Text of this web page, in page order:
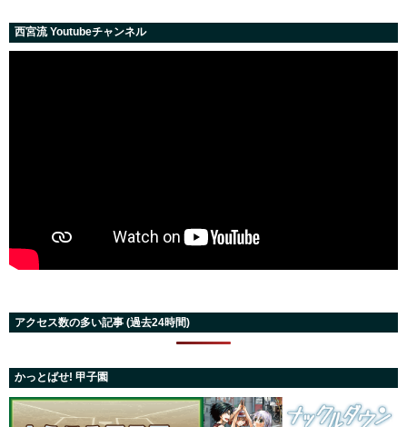
西宮流 Youtubeチャンネル
アクセス数の多い記事 (過去24時間)
かっとばせ! 甲子園